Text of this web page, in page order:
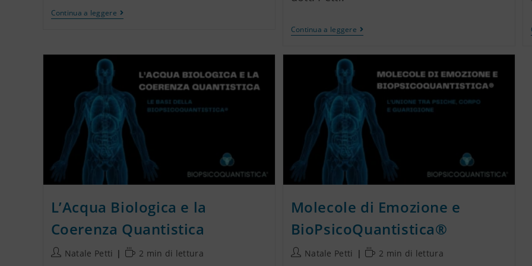
Continua a leggere
Continua a leggere
L’Acqua Biologica e la
Coerenza Quantistica
Natale Petti 2 min di lettura
Molecole di Emozione e
BioPsicoQuantistica®
Natale Petti 2 min di lettura